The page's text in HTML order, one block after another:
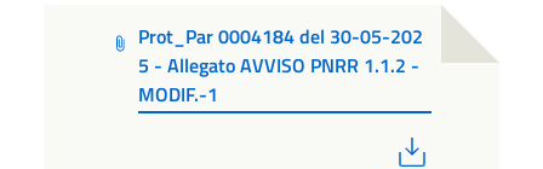
Prot_Par 0004184 del 30-05-202
5 - Allegato AVVISO PNRR 1.1.2 -
MODIF.-1